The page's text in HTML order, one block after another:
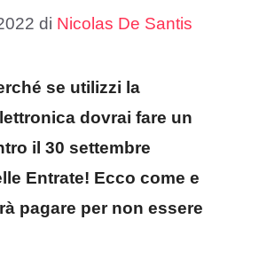
di Nicolas De Santis
se utilizzi la
dovrai fare un
il 30 settembre
Entrate! Ecco come e
pagare per non essere